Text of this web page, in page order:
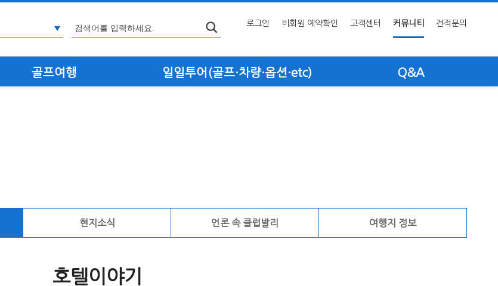
로그인 비회원 예약확인 고객센터 커뮤니티 견적문의
골프여행 일일투어(골프·차량·옵션·etc) Q&A
현지소식 언론 속 클럽발리 여행지 정보
호텔이야기